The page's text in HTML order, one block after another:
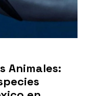
Animales: